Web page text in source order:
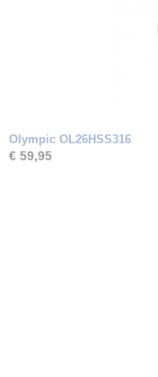
Olympic OL26HSS316
€ 59,95